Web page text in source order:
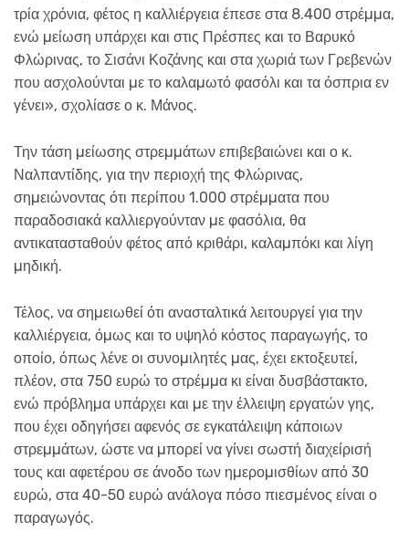
τρία χρόνια, φέτος η καλλιέργεια έπεσε στα 8.400 στρέµµα,
ενώ µείωση υπάρχει και στις Πρέσπες και το Βαρυκό
Φλώρινας, το Σισάνι Κοζάνης και στα χωριά των Γρεβενών
που ασχολούνται µε το καλαµωτό φασόλι και τα όσπρια εν
γένει», σχολίασε ο κ. Μάνος.
Την τάση µείωσης στρεµµάτων επιβεβαιώνει και ο κ.
Ναλπαντίδης, για την περιοχή της Φλώρινας,
σηµειώνοντας ότι περίπου 1.000 στρέµµατα που
παραδοσιακά καλλιεργούνταν µε φασόλια, θα
αντικατασταθούν φέτος από κριθάρι, καλαµπόκι και λίγη
µηδική.
Τέλος, να σηµειωθεί ότι ανασταλτικά λειτουργεί για την
καλλιέργεια, όµως και το υψηλό κόστος παραγωγής, το
οποίο, όπως λένε οι συνοµιλητές µας, έχει εκτοξευτεί,
πλέον, στα 750 ευρώ το στρέµµα κι είναι δυσβάστακτο,
ενώ πρόβληµα υπάρχει και µε την έλλειψη εργατών γης,
που έχει οδηγήσει αφενός σε εγκατάλειψη κάποιων
στρεµµάτων, ώστε να µπορεί να γίνει σωστή διαχείρισή
τους και αφετέρου σε άνοδο των ηµεροµισθίων από 30
ευρώ, στα 40-50 ευρώ ανάλογα πόσο πιεσµένος είναι ο
παραγωγός.